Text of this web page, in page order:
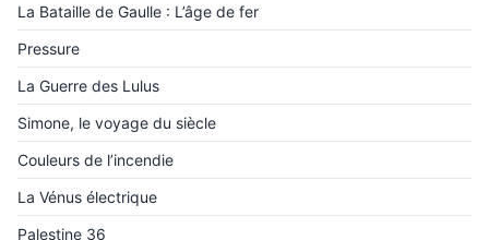
La Bataille de Gaulle : L’âge de fer
Pressure
La Guerre des Lulus
Simone, le voyage du siècle
Couleurs de l’incendie
La Vénus électrique
Palestine 36